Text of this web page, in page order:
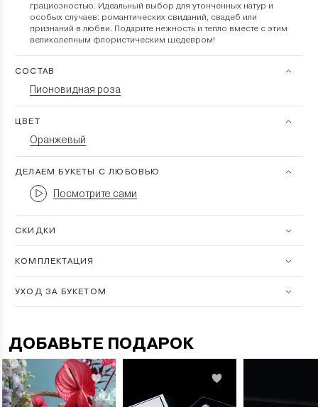
грациозностью. Идеальный выбор для утонченных натур и
особых случаев: романтических свиданий, свадеб или
признаний в любви. Подарите нежность и тепло вместе с этим
великолепным флористическим шедевром!
СОСТАВ
Пионовидная роза
ЦВЕТ
Оранжевый
ДЕЛАЕМ БУКЕТЫ С ЛЮБОВЬЮ
Посмотрите сами
СКИДКИ
КОМПЛЕКТАЦИЯ
УХОД ЗА БУКЕТОМ
ДОБАВЬТЕ ПОДАРОК